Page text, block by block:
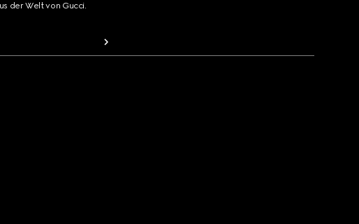
der Welt von Gucci.